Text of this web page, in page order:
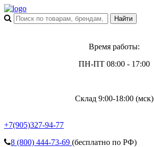
Время работы:
ПН-ПТ 08:00 - 17:00
Склад 9:00-18:00 (мск)
+7(905)327-94-77
8 (800) 444-73-69 (бесплатно по РФ)